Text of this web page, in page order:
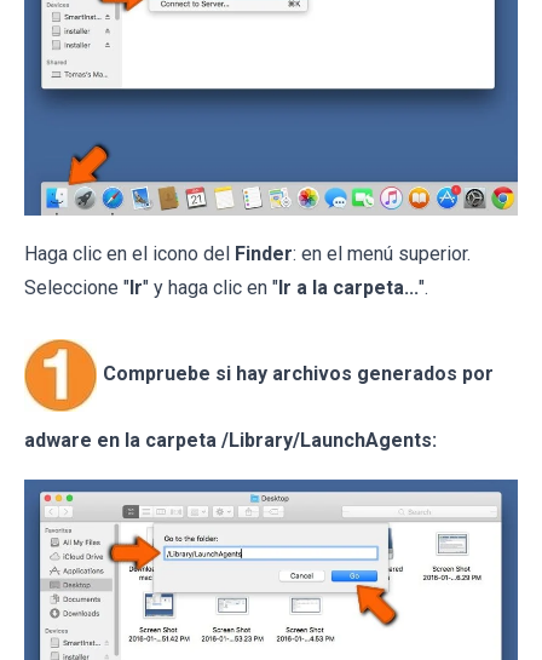
Haga clic en el icono del Finder: en el menú superior.
Seleccione "Ir" y haga clic en "Ir a la carpeta...".
Compruebe si hay archivos generados por
adware en la carpeta /Library/LaunchAgents: